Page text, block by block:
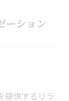
ーション
提供するリラ